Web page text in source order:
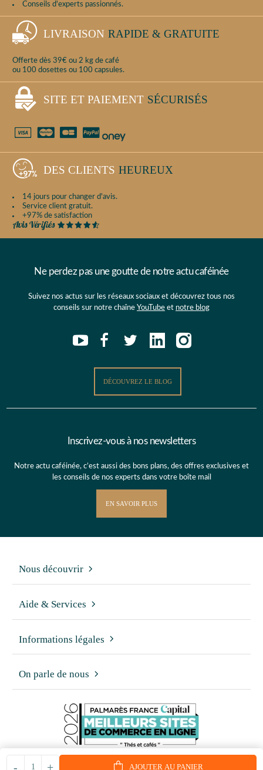
+
- AJOUTER AU PANIER
Conseils d'experts passionnés.
LIVRAISON RAPIDE & GRATUITE
Offerte dès 39€ ou 2 kg de café
ou 100 dosettes ou 100 capsules.
SITE ET PAIEMENT SÉCURISÉS
DES CLIENTS HEUREUX
14 jours pour changer d'avis.
Service client gratuit.
+97% de satisfaction
Ne perdez pas une goutte de notre actu caféinée
Suivez nos actus sur les réseaux sociaux et découvrez tous nos
conseils sur notre chaîne YouTube et notre blog
DÉCOUVREZ LE BLOG
Inscrivez-vous à nos newsletters
Notre actu caféinée, c’est aussi des bons plans, des offres exclusives et
les conseils de nos experts dans votre boîte mail
EN SAVOIR PLUS
Nous découvrir
Aide & Services
Informations légales
On parle de nous